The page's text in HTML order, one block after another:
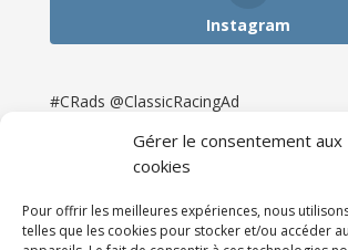
Gérer le consentement aux
cookies
Pour offrir les meilleures expériences, nous
telles que les cookies pour stocker et/ou accéder
Instagram
#CRads @ClassicRacingAd